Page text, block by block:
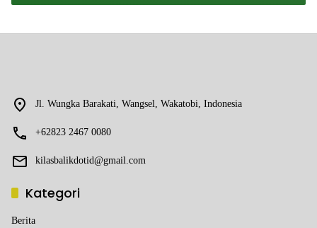
Jl. Wungka Barakati, Wangsel, Wakatobi, Indonesia
+62823 2467 0080
kilasbalikdotid@gmail.com
Kategori
Berita